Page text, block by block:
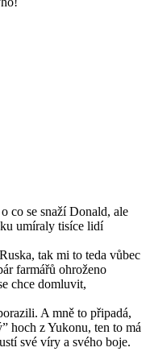
co se snaží Donald, ale
umíraly tisíce lidí
tak mi to teda vůbec
farmářů ohroženo
chce domluvit,
A mně to připadá,
hoch z Yukonu, ten to má
své víry a svého boje.